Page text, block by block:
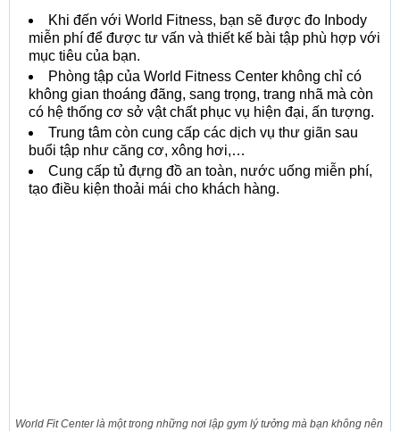
Khi đến với World Fitness, bạn sẽ được đo Inbody
miễn phí để được tư vấn và thiết kế bài tập phù hợp với
mục tiêu của bạn.
Phòng tập của World Fitness Center không chỉ có
không gian thoáng đãng, sang trọng, trang nhã mà còn
có hệ thống cơ sở vật chất phục vụ hiện đại, ấn tượng.
Trung tâm còn cung cấp các dịch vụ thư giãn sau
buổi tập như căng cơ, xông hơi,…
Cung cấp tủ đựng đồ an toàn, nước uống miễn phí,
tạo điều kiện thoải mái cho khách hàng.
World Fit Center là một trong những nơi lập gym lý tưởng mà bạn không nên